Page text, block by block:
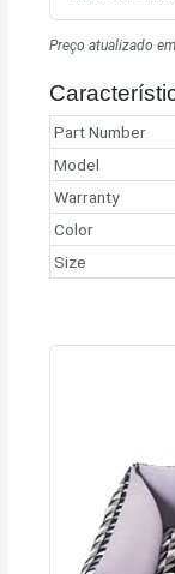
Preço atualizado
Part Number
Model
Warranty
Color
Size